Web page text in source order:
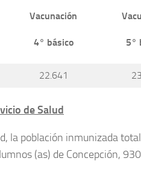
Vacunación
4° básico 5°
22.641
de Salud
la población inmunizada
(as) de Concepción,